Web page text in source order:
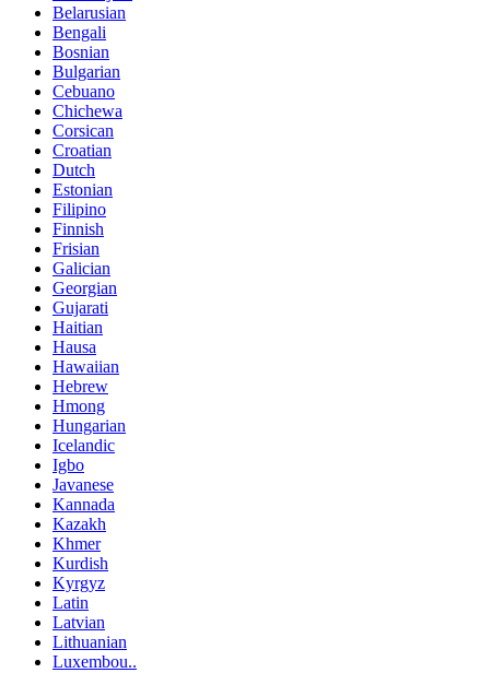
Belarusian
Bengali
Bosnian
Bulgarian
Cebuano
Chichewa
Corsican
Croatian
Dutch
Estonian
Filipino
Finnish
Frisian
Galician
Georgian
Gujarati
Haitian
Hausa
Hawaiian
Hebrew
Hmong
Hungarian
Icelandic
Igbo
Javanese
Kannada
Kazakh
Khmer
Kurdish
Kyrgyz
Latin
Latvian
Lithuanian
Luxembou..